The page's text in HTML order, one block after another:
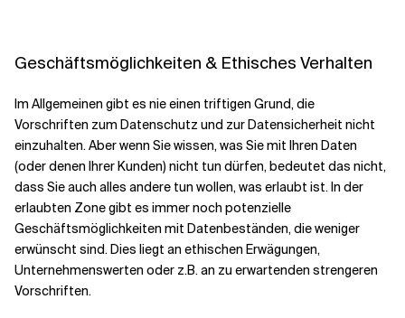
Geschäftsmöglichkeiten & Ethisches Verhalten
Im Allgemeinen gibt es nie einen triftigen Grund, die
Vorschriften zum Datenschutz und zur Datensicherheit nicht
einzuhalten. Aber wenn Sie wissen, was Sie mit Ihren Daten
(oder denen Ihrer Kunden) nicht tun dürfen, bedeutet das nicht,
dass Sie auch alles andere tun wollen, was erlaubt ist. In der
erlaubten Zone gibt es immer noch potenzielle
Geschäftsmöglichkeiten mit Datenbeständen, die weniger
erwünscht sind. Dies liegt an ethischen Erwägungen,
Unternehmenswerten oder z.B. an zu erwartenden strengeren
Vorschriften.